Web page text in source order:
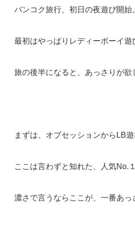
バンコク旅行、初日の夜遊び開始。
最初はやっぱりレディーボーイ遊
旅の後半になると、あっさりが
まずは、オブセッションからLB遊
ここは言わずと知れた、人気No.
濃さで言うならここが、一番あっ